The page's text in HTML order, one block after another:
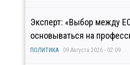
Эксперт: «Выбор между
основываться на
ПОЛИТИКА 09 Августа 2026 - 02:09